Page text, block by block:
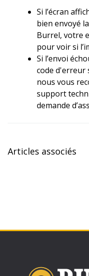
Si l’écran
bien envoyé
Burrel, votre
pour voir si
Si l’envoi
code d'erreur
nous vous
support
demande
Articles associés